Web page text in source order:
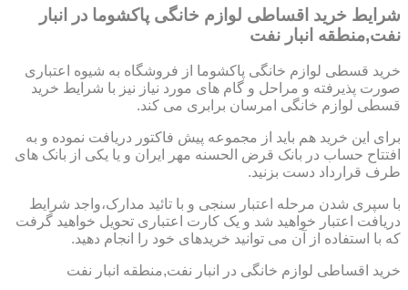
شرایط خرید اقساطی لوازم خانگی پاکشوما در انبار
نفت,منطقه انبار نفت
خرید قسطی لوازم خانگی پاکشوما از فروشگاه به شیوه اعتباری
صورت پذیرفته و مراحل و گام های مورد نیاز نیز با شرایط خرید
قسطی لوازم خانگی امرسان برابری می کند.
برای این خرید هم باید از مجموعه پیش فاکتور دریافت نموده و به
افتتاح حساب در بانک قرض الحسنه مهر ایران و یا یکی از بانک های
طرف قرارداد دست بزنید.
با سپری شدن مرحله اعتبار سنجی و با تائید مدارک،واجد شرایط
دریافت اعتبار خواهید شد و یک کارت اعتباری تحویل خواهید گرفت
که با استفاده از آن می توانید خریدهای خود را انجام دهید.
خرید اقساطی لوازم خانگی در انبار نفت,منطقه انبار نفت